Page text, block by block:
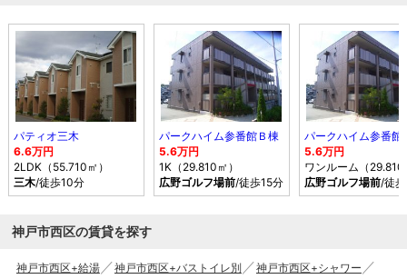
パティオ三木
6.6万円
2LDK（55.710㎡）
三木/徒歩10分
パークハイム参番館Ｂ棟
5.6万円
1K（29.810㎡）
広野ゴルフ場前/徒歩15分
パークハイム参番館
5.6万円
ワンルーム（29.810
広野ゴルフ場前/徒
神戸市西区の賃貸を探す
神戸市西区+給湯 神戸市西区+バストイレ別
神戸市西区+シャワー